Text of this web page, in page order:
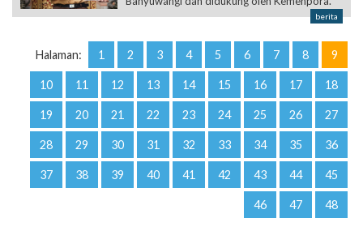
berita
Halaman: 1 2 3 4 5 6 7 8 9
10 11 12 13 14 15 16 17 18
19 20 21 22 23 24 25 26 27
28 29 30 31 32 33 34 35 36
37 38 39 40 41 42 43 44 45
46 47 48